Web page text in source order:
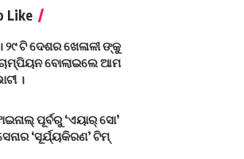
Like
୨୯ ଟି ଦେଶର ଖେଳାଳୀ ଙ୍କୁ
ବୋଲାଇଲେ ଆମ
।
ପୂର୍ବରୁ ‘ଏୟାର୍‌ ସୋ’
‘ସୂର୍ଯ୍ୟକିରଣ’ ଟିମ୍‌